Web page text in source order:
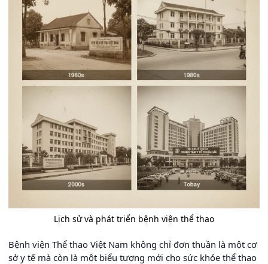
Lịch sử và phát triển bệnh viện thể thao
Bệnh viện Thể thao Việt Nam không chỉ đơn thuần là một cơ
sở y tế mà còn là một biểu tượng mới cho sức khỏe thể thao